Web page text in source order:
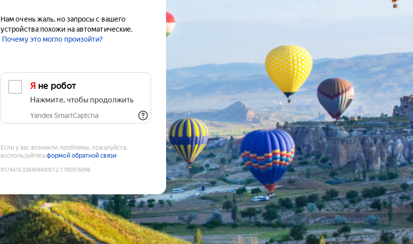
Нам очень жаль, но запросы с вашего
устройства похожи на автоматические.
Почему это могло произойти?
Я не робот
Нажмите, чтобы продолжить
Yandex SmartCaptcha
Если у вас возникли проблемы, пожалуйста,
воспользуйтесьформой обратной связи
9174416338469400512:1785976898